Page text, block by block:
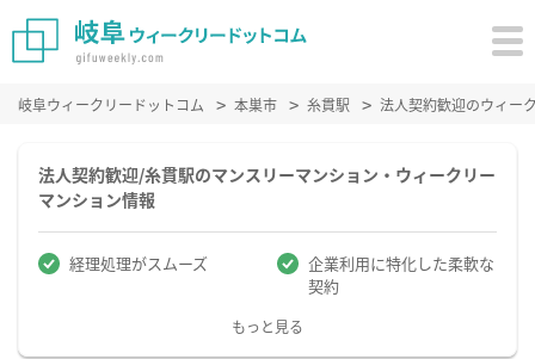
岐阜ウィークリードットコム 本巣市 糸貫駅 法人契約歓迎のウィー
法人契約歓迎/糸貫駅のマンスリーマンション・ウィークリー
マンション情報
経理処理がスムーズ
企業利用に特化した柔軟な
契約
もっと見る